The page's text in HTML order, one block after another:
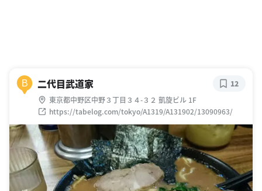
B 二代目武道家
東京都中野区中野３丁目３４-３２ 凱旋ビル 1F
https://tabelog.com/tokyo/A1319/A131902/13090963/
12